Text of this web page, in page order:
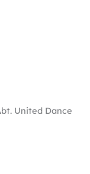
United Dance